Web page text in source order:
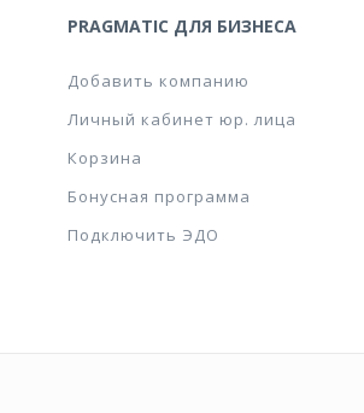
PRAGMATIC ДЛЯ БИЗНЕСА
Добавить компанию
Личный кабинет юр. лица
Корзина
Бонусная программа
Подключить ЭДО